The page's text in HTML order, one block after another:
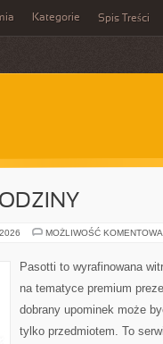
Kategorie Spis Treści
MOŻLIWOŚĆ
Pasotti to wyrafinowana
na tematyce premium
dobrany upominek może
tylko przedmiotem. To